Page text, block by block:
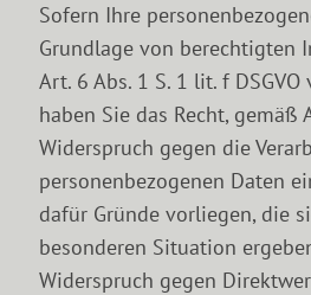
Sofern Ihre
Grundlage von berechtigten
Art. 6 Abs. 1 S. 1 lit. f
haben Sie das Recht, gemäß
Widerspruch gegen die
personenbezogenen Daten
dafür Gründe vorliegen, die
besonderen Situation
Widerspruch gegen